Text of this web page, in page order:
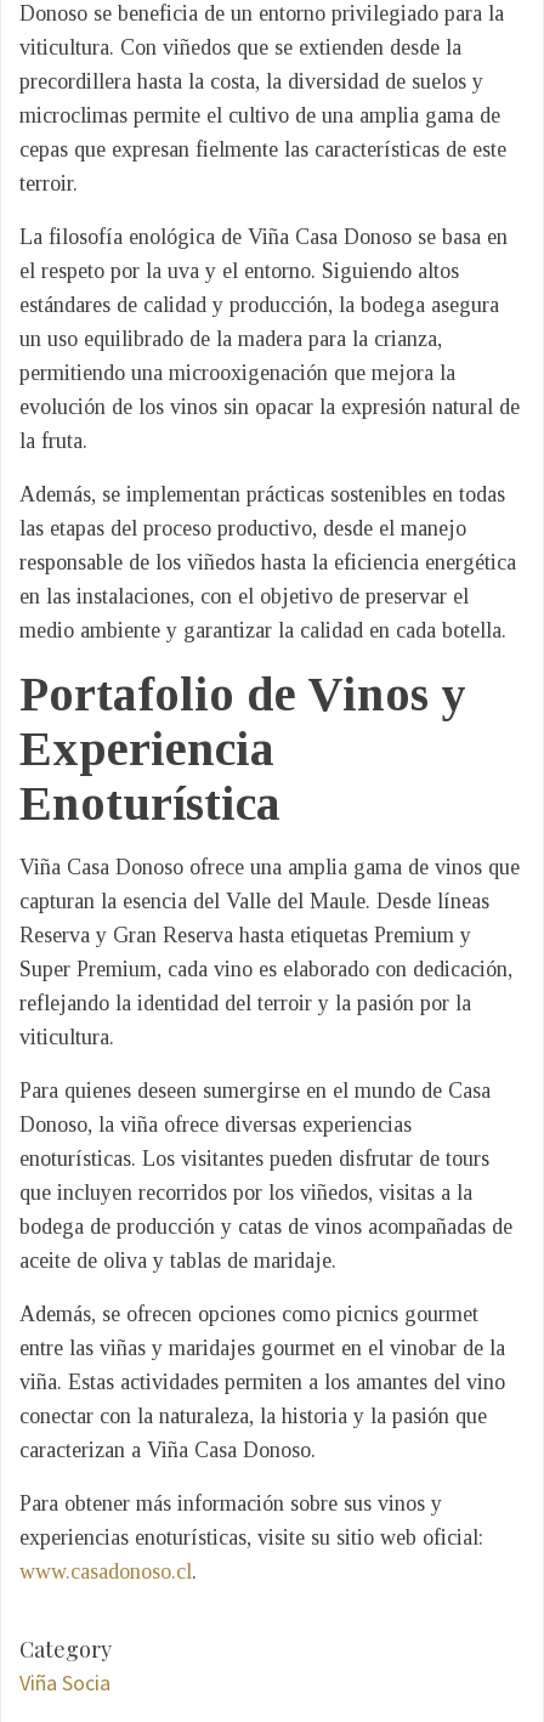
Donoso se beneficia de un entorno privilegiado para la
viticultura. Con viñedos que se extienden desde la
precordillera hasta la costa, la diversidad de suelos y
microclimas permite el cultivo de una amplia gama de
cepas que expresan fielmente las características de este
terroir.
La filosofía enológica de Viña Casa Donoso se basa en
el respeto por la uva y el entorno. Siguiendo altos
estándares de calidad y producción, la bodega asegura
un uso equilibrado de la madera para la crianza,
permitiendo una microoxigenación que mejora la
evolución de los vinos sin opacar la expresión natural de
la fruta.
Además, se implementan prácticas sostenibles en todas
las etapas del proceso productivo, desde el manejo
responsable de los viñedos hasta la eficiencia energética
en las instalaciones, con el objetivo de preservar el
medio ambiente y garantizar la calidad en cada botella.
Portafolio de Vinos y
Experiencia
Enoturística
Viña Casa Donoso ofrece una amplia gama de vinos que
capturan la esencia del Valle del Maule. Desde líneas
Reserva y Gran Reserva hasta etiquetas Premium y
Super Premium, cada vino es elaborado con dedicación,
reflejando la identidad del terroir y la pasión por la
viticultura.
Para quienes deseen sumergirse en el mundo de Casa
Donoso, la viña ofrece diversas experiencias
enoturísticas. Los visitantes pueden disfrutar de tours
que incluyen recorridos por los viñedos, visitas a la
bodega de producción y catas de vinos acompañadas de
aceite de oliva y tablas de maridaje.
Además, se ofrecen opciones como picnics gourmet
entre las viñas y maridajes gourmet en el vinobar de la
viña. Estas actividades permiten a los amantes del vino
conectar con la naturaleza, la historia y la pasión que
caracterizan a Viña Casa Donoso.
Para obtener más información sobre sus vinos y
experiencias enoturísticas, visite su sitio web oficial:
www.casadonoso.cl.
Category
Viña Socia